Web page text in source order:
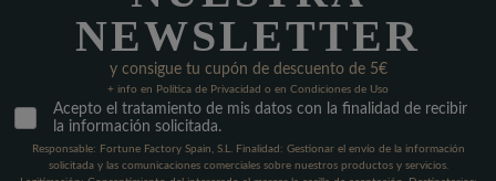
NEWSLETTER
y consigue tu cupón de descuento de 5€
+ info en Política de Privacidad o en Condiciones de Uso
Acepto el tratamiento de mis datos con la finalidad de recibir
la información solicitada.
Responsable: Fortune Factory Spain, S.L. Finalidad: Gestionar el envío de la información
solicitada y las comunicaciones comerciales sobre nuestros productos y servicios.